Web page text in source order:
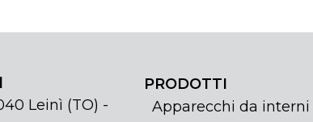
Leinì (TO) -
PRODOTTI
Apparecchi da interni